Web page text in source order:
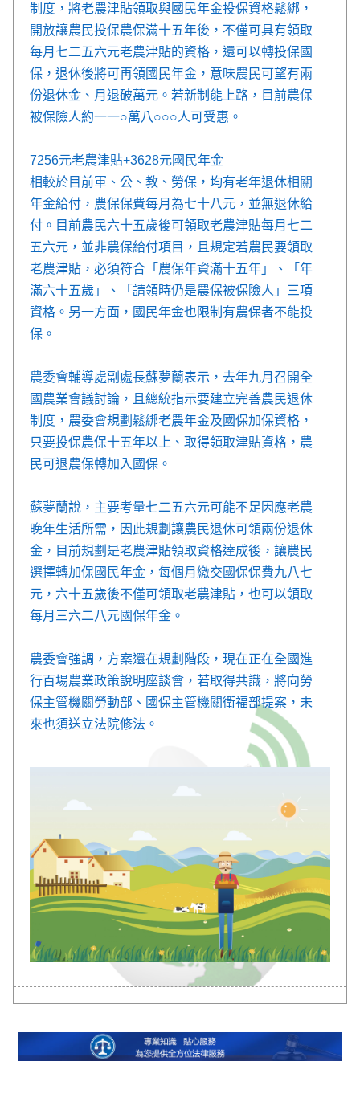
制度，將老農津貼領取與國民年金投保資格鬆綁，
開放讓農民投保農保滿十五年後，不僅可具有領取
每月七二五六元老農津貼的資格，還可以轉投保國
保，退休後將可再領國民年金，意味農民可望有兩
份退休金、月退破萬元。若新制能上路，目前農保
被保險人約一一○萬八○○○人可受惠。
7256元老農津貼+3628元國民年金
相較於目前軍、公、教、勞保，均有老年退休相關
年金給付，農保保費每月為七十八元，並無退休給
付。目前農民六十五歲後可領取老農津貼每月七二
五六元，並非農保給付項目，且規定若農民要領取
老農津貼，必須符合「農保年資滿十五年」、「年
滿六十五歲」、「請領時仍是農保被保險人」三項
資格。另一方面，國民年金也限制有農保者不能投
保。
農委會輔導處副處長蘇夢蘭表示，去年九月召開全
國農業會議討論，且總統指示要建立完善農民退休
制度，農委會規劃鬆綁老農年金及國保加保資格，
只要投保農保十五年以上、取得領取津貼資格，農
民可退農保轉加入國保。
蘇夢蘭說，主要考量七二五六元可能不足因應老農
晚年生活所需，因此規劃讓農民退休可領兩份退休
金，目前規劃是老農津貼領取資格達成後，讓農民
選擇轉加保國民年金，每個月繳交國保保費九八七
元，六十五歲後不僅可領取老農津貼，也可以領取
每月三六二八元國保年金。
農委會強調，方案還在規劃階段，現在正在全國進
行百場農業政策說明座談會，若取得共識，將向勞
保主管機關勞動部、國保主管機關衛福部提案，未
來也須送立法院修法。